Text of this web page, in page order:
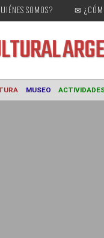
SOMOS? ✉
CULTURA MUSEO